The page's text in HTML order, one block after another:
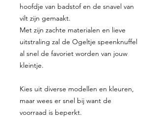
hoofdje van badstof en de snavel van
vilt zijn gemaakt.
Met zijn zachte materialen en lieve
uitstraling zal de Ogeltje speenknuffel
al snel de favoriet worden van jouw
kleintje.
Kies uit diverse modellen en kleuren,
maar wees er snel bij want de
voorraad is beperkt.